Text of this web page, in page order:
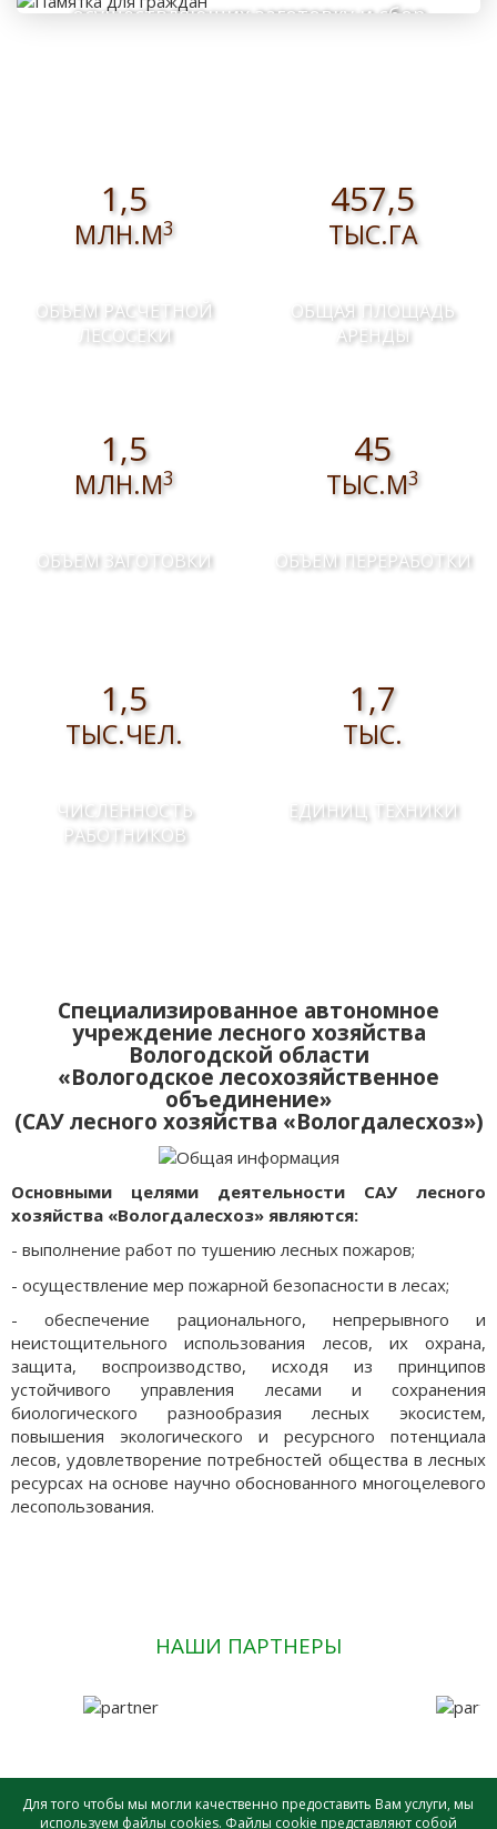
осуществляющих заготовку и сбор
1,5
МЛН.М3
ОБЪЕМ РАСЧЕТНОЙ
ЛЕСОСЕКИ
457,5
ТЫС.ГА
ОБЩАЯ ПЛОЩАДЬ
АРЕНДЫ
1,5
МЛН.М3
ОБЪЕМ ЗАГОТОВКИ
45
ТЫС.М3
ОБЪЕМ ПЕРЕРАБОТКИ
1,5
ТЫС.ЧЕЛ.
ЧИСЛЕННОСТЬ
РАБОТНИКОВ
1,7
ТЫС.
ЕДИНИЦ ТЕХНИКИ
Специализированное автономное
учреждение лесного хозяйства
Вологодской области
«Вологодское лесохозяйственное
объединение»
(САУ лесного хозяйства «Вологдалесхоз»)
Основными целями деятельности САУ лесного
хозяйства «Вологдалесхоз» являются:
- выполнение работ по тушению лесных пожаров;
- осуществление мер пожарной безопасности в лесах;
- обеспечение рационального, непрерывного и
неистощительного использования лесов, их охрана,
защита, воспроизводство, исходя из принципов
устойчивого управления лесами и сохранения
биологического разнообразия лесных экосистем,
повышения экологического и ресурсного потенциала
лесов, удовлетворение потребностей общества в лесных
ресурсах на основе научно обоснованного многоцелевого
лесопользования.
НАШИ ПАРТНЕРЫ
Для того чтобы мы могли качественно предоставить Вам услуги, мы
используем файлы cookies. Файлы cookie представляют собой